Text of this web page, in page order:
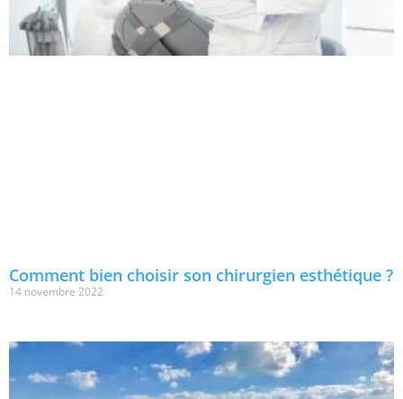
Comment bien choisir son chirurgien esthétique ?
14 novembre 2022